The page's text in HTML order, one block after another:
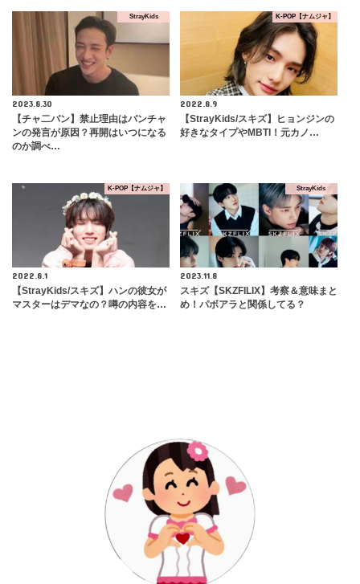
StrayKids
2023.8.30
【チャ二バン】禁止理由はバンチャ
ンの発言が原因？再開はいつになる
のか調べ…
K-POP【ナムジャ】
2022.8.9
【StrayKids/スキズ】ヒョンジンの
好きなタイプやMBTI！元カノ…
K-POP【ナムジャ】
2022.8.1
【StrayKids/スキズ】ハンの彼女が
マスターはデマなの？噂の内容を…
StrayKids
2023.11.8
スキズ【SKZFILIX】考察＆意味まと
め！パボアラと関係してる？